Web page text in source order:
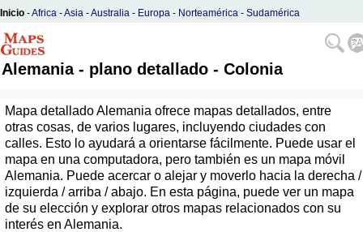
Inicio -Africa -Asia -Australia - Europa - Norteamérica - Sudamérica
Alemania - plano detallado - Colonia
Mapa detallado Alemania ofrece mapas detallados, entre
otras cosas, de varios lugares, incluyendo ciudades con
calles. Esto lo ayudará a orientarse fácilmente. Puede usar el
mapa en una computadora, pero también es un mapa móvil
Alemania. Puede acercar o alejar y moverlo hacia la derecha /
izquierda / arriba / abajo. En esta página, puede ver un mapa
de su elección y explorar otros mapas relacionados con su
interés en Alemania.